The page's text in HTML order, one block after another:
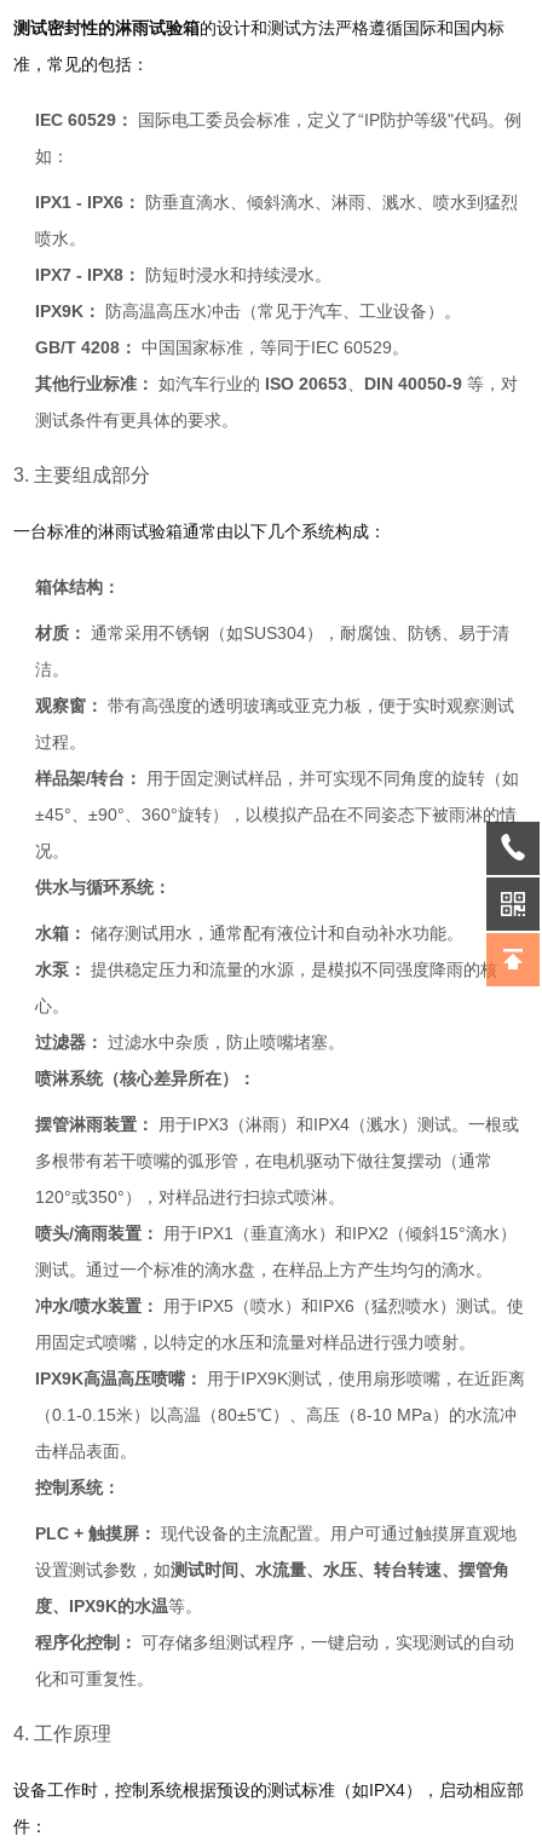
测试密封性的淋雨试验箱的设计和测试方法严格遵循国际和国内标
准，常见的包括：
IEC 60529：
国际电工委员会标准，定义了“IP防护等级"代码。例
如：
IPX1 - IPX6：
防垂直滴水、倾斜滴水、淋雨、溅水、喷水到猛烈
喷水。
IPX7 - IPX8：
防短时浸水和持续浸水。
IPX9K：
防高温高压水冲击（常见于汽车、工业设备）。
GB/T 4208： 中国国家标准，等同于IEC 60529。
其他行业标准： 如汽车行业的 ISO 20653 DIN 40050-9 等，对
测试条件有更具体的要求。
3. 主要组成部分
一台标准的淋雨试验箱通常由以下几个系统构成：
箱体结构：
材质： 通常采用不锈钢（如SUS304），耐腐蚀、防锈、易于清
洁。
观察窗： 带有高强度的透明玻璃或亚克力板，便于实时观察测试
过程。
样品架/转台：
用于固定测试样品，并可实现不同角度的旋转（如
±45°、±90°、360°旋转），以模拟产品在不同姿态下被雨淋的情
况。
供水与循环系统：
水箱： 储存测试用水，通常配有液位计和自动补水功能。
水泵： 提供稳定压力和流量的水源，是模拟不同强度降雨的核
心。
过滤器： 过滤水中杂质，防止喷嘴堵塞。
喷淋系统（核心差异所在）：
摆管淋雨装置：
用于IPX3（淋雨）和IPX4（溅水）测试。一根或
多根带有若干喷嘴的弧形管，在电机驱动下做往复摆动（通常
120°或350°），对样品进行扫掠式喷淋。
喷头/滴雨装置：
用于IPX1（垂直滴水）和IPX2（倾斜15°滴水）
测试。通过一个标准的滴水盘，在样品上方产生均匀的滴水。
冲水/喷水装置：
用于IPX5（喷水）和IPX6（猛烈喷水）测试。使
用固定式喷嘴，以特定的水压和流量对样品进行强力喷射。
IPX9K高温高压喷嘴：
用于IPX9K测试，使用扇形喷嘴，在近距离
（0.1-0.15米）以高温（80±5℃）、高压（8-10 MPa）的水流冲
击样品表面。
控制系统：
PLC + 触摸屏： 现代设备的主流配置。用户可通过触摸屏直观地
设置测试参数，如测试时间、水流量、水压、转台转速、摆管角
度、IPX9K的水温等。
程序化控制： 可存储多组测试程序，一键启动，实现测试的自动
化和可重复性。
4. 工作原理
设备工作时，控制系统根据预设的测试标准（如IPX4），启动相应部
件：